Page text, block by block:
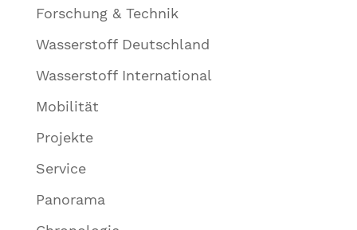
Forschung & Technik
Wasserstoff Deutschland
Wasserstoff International
Mobilität
Projekte
Service
Panorama